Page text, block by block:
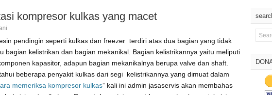
kompresor kulkas yang macet
pendingin seperti kulkas dan freezer terdiri atas dua bagian yang tidak
bagian kelistrikan dan bagian mekanikal. Bagian kelistrikannya yaitu meliputi
kapasitor, adapun bagian mekanikalnya berupa valve dan shaft.
beberapa penyakit kulkas dari segi kelistrikannya yang dimuat dalam
memeriksa kompresor kulkas” kali ini admin jasaservis akan membahas